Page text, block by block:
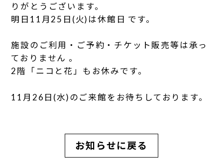
りがとうございます。
明日11月25日(火)は休館日 です。
施設のご利用・ご予約・チケット販売等は承っ
ておりません 。
2階「ニコと花」もお休みです。
11月26日(水)のご来館をお待ちしております。
お知らせに戻る